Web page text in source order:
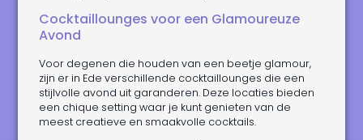
Cocktaillounges voor een Glamoureuze
Avond
Voor degenen die houden van een beetje glamour,
zijn er in Ede verschillende cocktaillounges die een
stijlvolle avond uit garanderen. Deze locaties bieden
een chique setting waar je kunt genieten van de
meest creatieve en smaakvolle cocktails.